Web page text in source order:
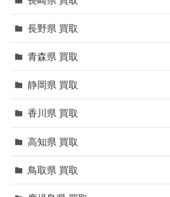
長野県 買取
青森県 買取
静岡県 買取
香川県 買取
高知県 買取
鳥取県 買取